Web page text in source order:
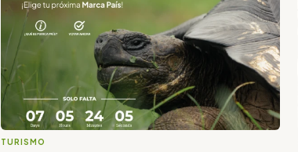
TURISMO